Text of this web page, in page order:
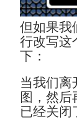
但如果我
行改写这
下：
当我们
图，然
已经关